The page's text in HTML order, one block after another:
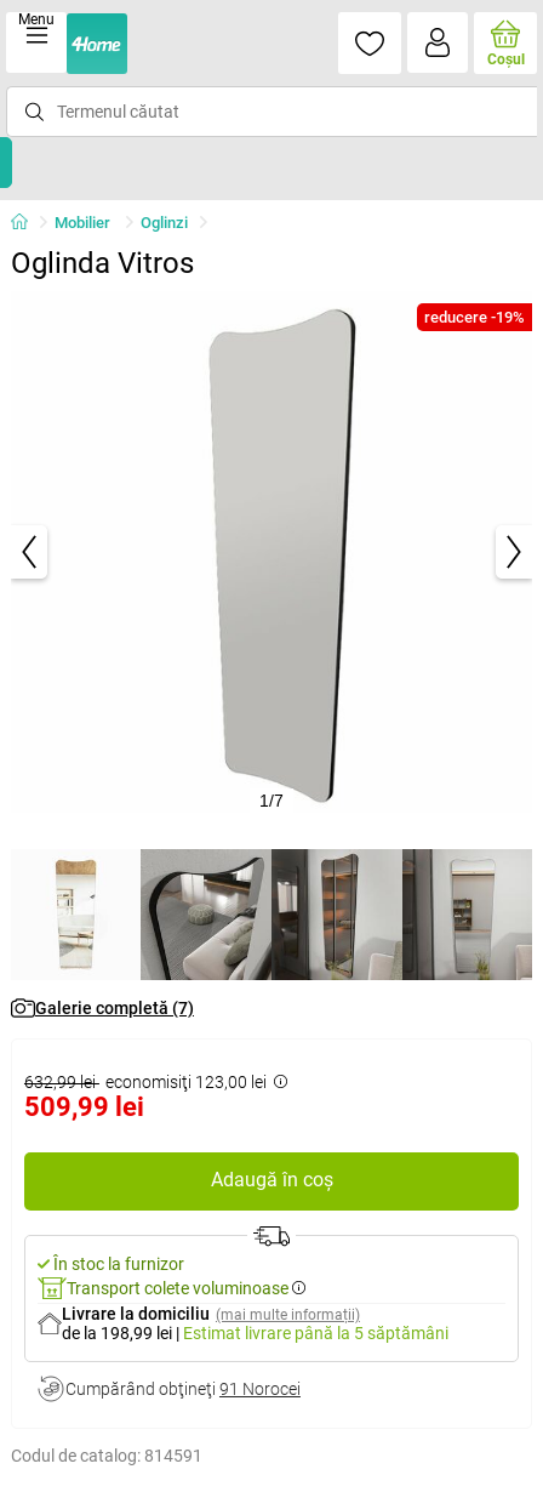
Menu
Coşul
Mobilier Oglinzi
Oglinda Vitros
reducere -19%
1/7
Galerie completă (7)
632,99 lei economisiţi 123,00 lei
509,99 lei
Adaugă în coș
În stoc la furnizor
Transport colete voluminoase
Livrare la domiciliu (mai multe informații)
de la 198,99 lei | Estimat livrare până la 5 săptămâni
Cumpărând obţineţi 91 Norocei
Codul de catalog: 814591